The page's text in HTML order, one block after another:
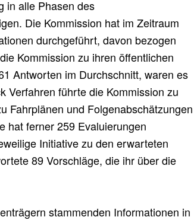
in alle Phasen des
Die Kommission hat im Zeitraum
durchgeführt, davon bezogen
Kommission zu ihren öffentlichen
Antworten im Durchschnitt, waren es
Verfahren führte die Kommission zu
Fahrplänen und Folgenabschätzungen
hat ferner 259 Evaluierungen
Initiative zu den erwarteten
89 Vorschläge, die ihr über die
stammenden Informationen in